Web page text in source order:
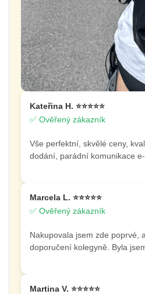
Kateřina H. ⭐⭐⭐⭐⭐
✅ Ověřený zákazník
Vše perfektní, skvělé ceny,
dodání, parádní komunikace
Marcela L. ⭐⭐⭐⭐⭐
✅ Ověřený zákazník
Nakupovala jsem zde poprvé,
doporučení kolegyně. Byla
Martina V. ⭐⭐⭐⭐⭐